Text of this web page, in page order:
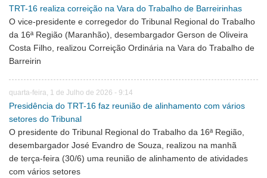
TRT-16 realiza correição na Vara do Trabalho de Barreirinhas
O vice-presidente e corregedor do Tribunal Regional do Trabalho
da 16ª Região (Maranhão), desembargador Gerson de Oliveira
Costa Filho, realizou Correição Ordinária na Vara do Trabalho de
Barreirin
quarta-feira, 1 de Julho de 2026 - 9:14
Presidência do TRT-16 faz reunião de alinhamento com vários
setores do Tribunal
O presidente do Tribunal Regional do Trabalho da 16ª Região,
desembargador José Evandro de Souza, realizou na manhã
de terça-feira (30/6) uma reunião de alinhamento de atividades
com vários setores